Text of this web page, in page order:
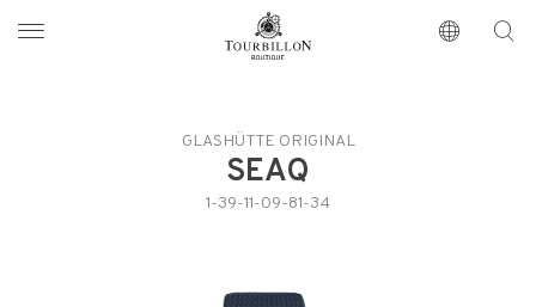
https://www.tourbillon.com/it
GLASHÜTTE ORIGINAL
SEAQ
1-39-11-09-81-34